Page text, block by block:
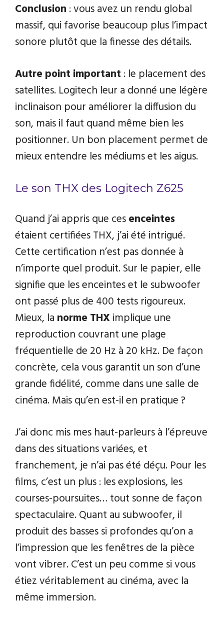
Conclusion : vous avez un rendu global
massif, qui favorise beaucoup plus l’impact
sonore plutôt que la finesse des détails.
Autre point important : le placement des
satellites. Logitech leur a donné une légère
inclinaison pour améliorer la diffusion du
son, mais il faut quand même bien les
positionner. Un bon placement permet de
mieux entendre les médiums et les aigus.
Le son THX des Logitech Z625
Quand j’ai appris que cesenceintes
étaient certifiées THX, j’ai été intrigué.
Cette certification n’est pas donnée à
n’importe quel produit. Sur le papier, elle
signifie que les enceintes et le subwoofer
ont passé plus de 400 tests rigoureux.
Mieux, la norme THX implique une
reproduction couvrant une plage
fréquentielle de 20 Hz à 20 kHz. De façon
concrète, cela vous garantit un son d’une
grande fidélité, comme dans une salle de
cinéma. Mais qu’en est-il en pratique ?
J’ai donc mis mes haut-parleurs à l’épreuve
dans des situations variées, et
franchement, je n’ai pas été déçu. Pour les
films, c’est un plus : les explosions, les
courses-poursuites… tout sonne de façon
spectaculaire. Quant au subwoofer, il
produit des basses si profondes qu’on a
l’impression que les fenêtres de la pièce
vont vibrer. C’est un peu comme si vous
étiez véritablement au cinéma, avec la
même immersion.